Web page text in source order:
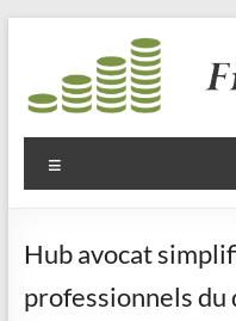
contenu
Finances
Solides
Hub avocat
professionnels du